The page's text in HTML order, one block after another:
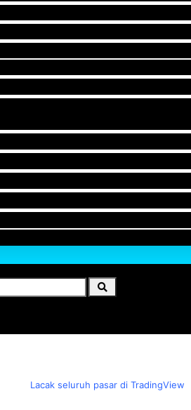
Lacak seluruh pasar di TradingView